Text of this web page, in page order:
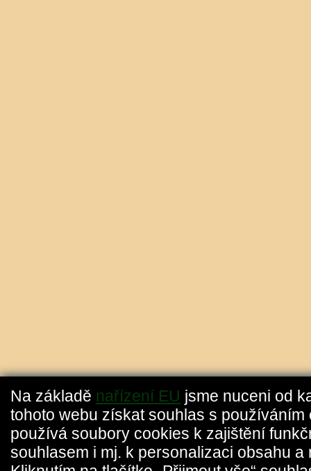
Na základě nařízení EU jsme nuceni od
tohoto webu získat souhlas s používáním
používá soubory cookies k zajištění
souhlasem i mj. k personalizaci obsahu